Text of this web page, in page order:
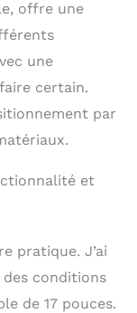
offre une
une
certain.
par
et
pratique. J’ai
conditions
de 17 pouces.